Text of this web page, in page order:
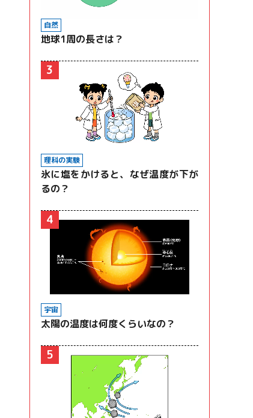
自然
地球1周の長さは？
3
理科の実験
氷に塩をかけると、なぜ温度が下が
るの？
4
宇宙
太陽の温度は何度くらいなの？
5